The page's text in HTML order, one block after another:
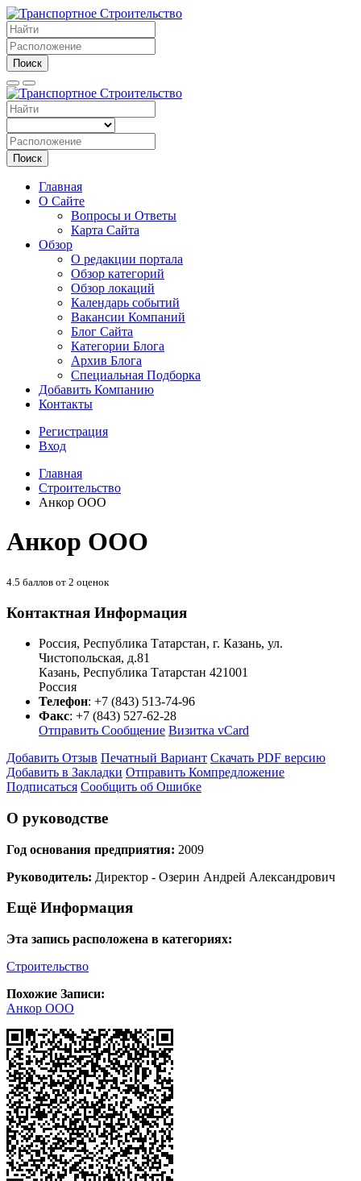
Поиск
Поиск
Главная
О Сайте
Вопросы и Ответы
Карта Сайта
Обзор
О редакции портала
Обзор категорий
Обзор локаций
Календарь событий
Вакансии Компаний
Блог Сайта
Категории Блога
Архив Блога
Специальная Подборка
Добавить Компанию
Контакты
Регистрация
Вход
Главная
Строительство
Анкор ООО
Анкор ООО
4.5 баллов от 2 оценок
Контактная Информация
Россия, Республика Татарстан, г. Казань, ул.
Чистопольская, д.81
Казань, Республика Татарстан 421001
Россия
Телефон: +7 (843) 513-74-96
Факс: +7 (843) 527-62-28
Отправить Сообщение Визитка vCard
Добавить Отзыв Печатный Вариант Скачать PDF версию
Добавить в Закладки Отправить Компредложение
Подписаться Сообщить об Ошибке
О руководстве
Год основания предприятия: 2009
Руководитель: Директор - Озерин Андрей Александрович
Ещё Информация
Эта запись расположена в категориях:
Строительство
Похожие Записи:
Анкор ООО